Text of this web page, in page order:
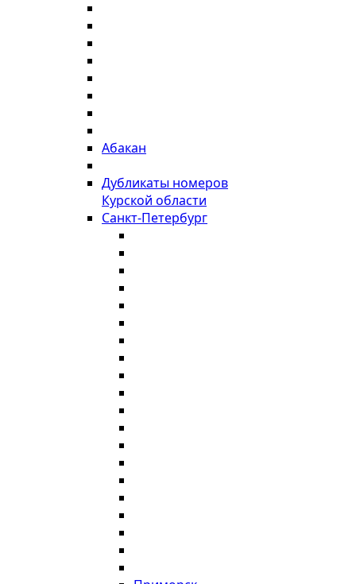
Абакан
Дубликаты номеров
Курской области
Санкт-Петербург